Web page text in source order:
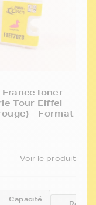
Tour Eiffel
- Format
Voir le produit
Capacité